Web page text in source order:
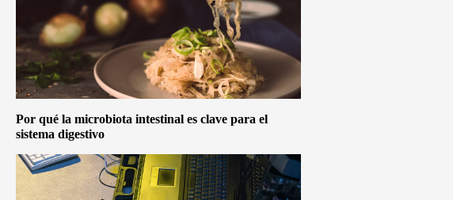
Por qué la microbiota intestinal es clave para el
sistema digestivo